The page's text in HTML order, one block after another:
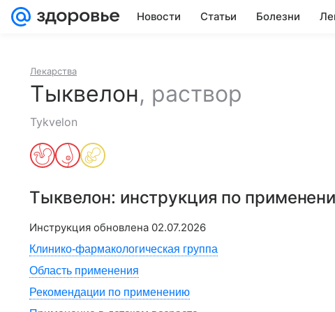
Новости Статьи Болезни
Лекарства
Тыквелон, раствор
Tykvelon
Тыквелон: инструкция по
Инструкция обновлена 02.07.2026
Клинико-фармакологическая группа
Область применения
Рекомендации по применению